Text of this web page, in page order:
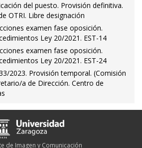
del puesto. Provisión definitiva.
OTRI. Libre designación
examen fase oposición.
Ley 20/2021. EST-14
examen fase oposición.
Ley 20/2021. EST-24
2023. Provisión temporal. (Comisión
a de Dirección. Centro de
de Imagen y Comunicación